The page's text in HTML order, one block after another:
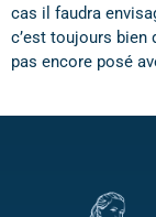
cas il faudra
c’est toujours bien
pas encore posé